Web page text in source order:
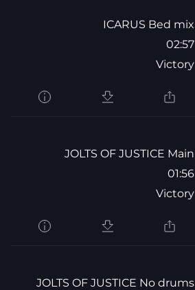
ICARUS Bed mix
02:57
Victory
JOLTS OF JUSTICE Main
01:56
Victory
JOLTS OF JUSTICE No drums